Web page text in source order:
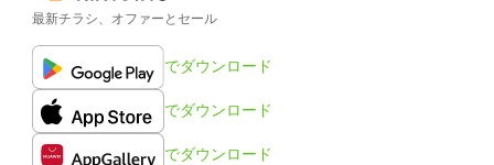
最新チラシ、オファーとセール
でダウンロード
でダウンロード
でダウンロード